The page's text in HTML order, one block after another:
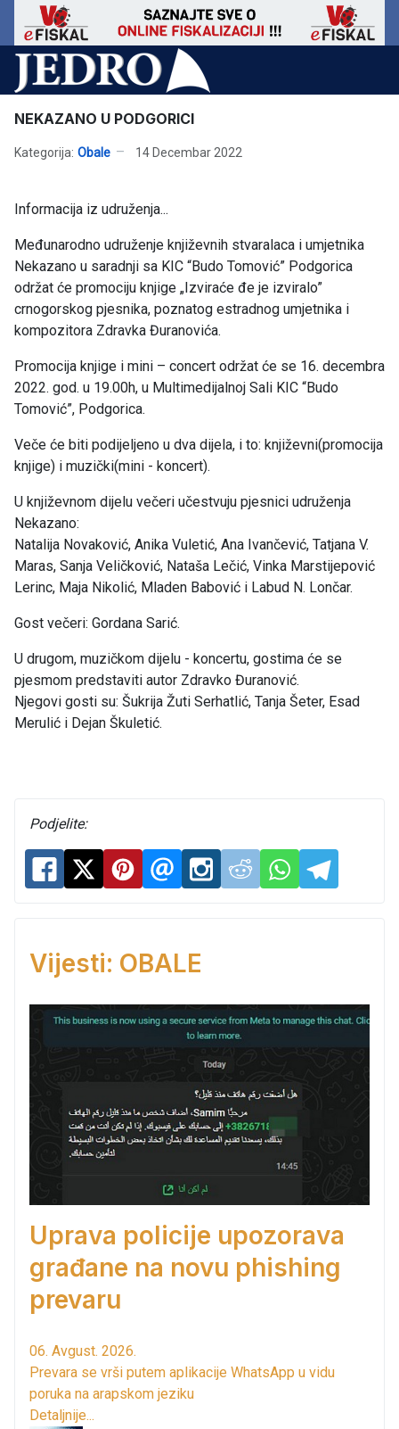
NEKAZANO U PODGORICI
Kategorija: Obale 14 Decembar 2022
Informacija iz udruženja...
Međunarodno udruženje književnih stvaralaca i umjetnika
Nekazano u saradnji sa KIC “Budo Tomović” Podgorica
održat će promociju knjige „Izviraće đe je izviralo”
crnogorskog pjesnika, poznatog estradnog umjetnika i
kompozitora Zdravka Đuranovića.
Promocija knjige i mini – concert održat će se 16. decembra
2022. god. u 19.00h, u Multimedijalnoj Sali KIC “Budo
Tomović”, Podgorica.
Veče će biti podijeljeno u dva dijela, i to: književni(promocija
knjige) i muzički(mini - koncert).
U književnom dijelu večeri učestvuju pjesnici udruženja
Nekazano:
Natalija Novaković, Anika Vuletić, Ana Ivančević, Tatjana V.
Maras, Sanja Veličković, Nataša Lečić, Vinka Marstijepović
Lerinc, Maja Nikolić, Mladen Babović i Labud N. Lončar.
Gost večeri: Gordana Sarić.
U drugom, muzičkom dijelu - koncertu, gostima će se
pjesmom predstaviti autor Zdravko Đuranović.
Njegovi gosti su: Šukrija Žuti Serhatlić, Tanja Šeter, Esad
Merulić i Dejan Škuletić.
Podjelite:
Vijesti: OBALE
Uprava policije upozorava
građane na novu phishing
prevaru
06. Avgust. 2026.
Prevara se vrši putem aplikacije WhatsApp u vidu
poruka na arapskom jeziku
Detaljnije...